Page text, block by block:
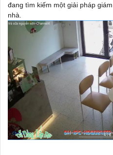
đang tìm kiếm một giải pháp
nhà.